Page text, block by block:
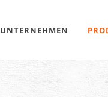
UNTERNEHMEN